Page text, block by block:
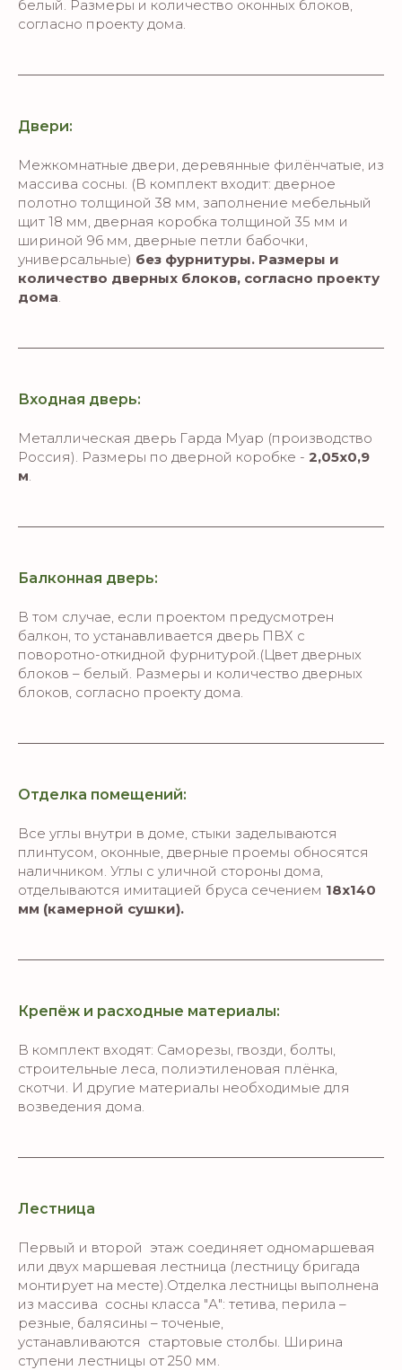
белый. Размеры и количество оконных блоков,
согласно проекту дома.
Двери:
Межкомнатные двери, деревянные филёнчатые, из
массива сосны. (В комплект входит: дверное
полотно толщиной 38 мм, заполнение мебельный
щит 18 мм, дверная коробка толщиной 35 мм и
шириной 96 мм, дверные петли бабочки,
универсальные) без фурнитуры. Размеры и
количество дверных блоков, согласно проекту
дома.
Входная дверь:
Металлическая дверь Гарда Муар (производство
Россия). Размеры по дверной коробке - 2,05х0,9
м.
Балконная дверь:
В том случае, если проектом предусмотрен
балкон, то устанавливается дверь ПВХ с
поворотно-откидной фурнитурой.(Цвет дверных
блоков – белый. Размеры и количество дверных
блоков, согласно проекту дома.
Отделка помещений:
Все углы внутри в доме, стыки заделываются
плинтусом, оконные, дверные проемы обносятся
наличником. Углы с уличной стороны дома,
отделываются имитацией бруса сечением 18х140
мм (камерной сушки).
Крепёж и расходные материалы:
В комплект входят: Саморезы, гвозди, болты,
строительные леса, полиэтиленовая плёнка,
скотчи. И другие материалы необходимые для
возведения дома.
Лестница
Первый и второй этаж соединяет одномаршевая
или двух маршевая лестница (лестницу бригада
монтирует на месте).Отделка лестницы выполнена
из массива сосны класса "А": тетива, перила –
резные, балясины – точеные,
устанавливаются стартовые столбы. Ширина
ступени лестницы от 250 мм.